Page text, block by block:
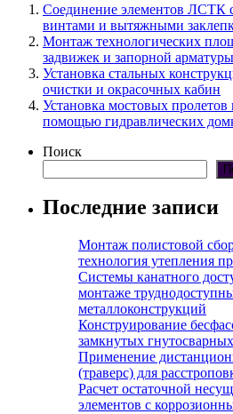
Соединение элементов ЛСТК
винтами и вытяжными
Монтаж технологических
задвижек и запорной арматуры
Установка стальных
очистки и окрасочных кабин
Установка мостовых
помощью гидравлических
Поиск
Последние записи
Монтаж полистовой
технология утепления
Системы канатного
монтаже
металлоконструкций
Конструирование
замкнутых
Применение
(траверс) для
Расчет остаточной
элементов с